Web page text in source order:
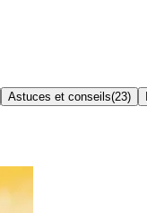
Astuces et conseils(23)